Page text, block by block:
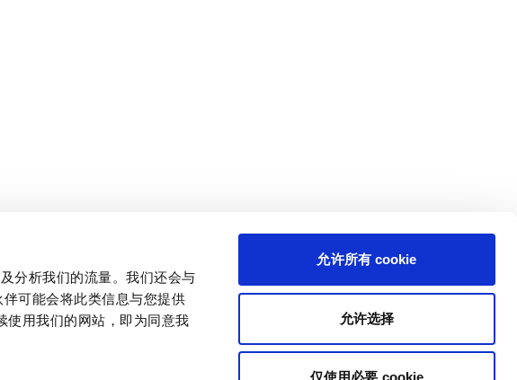
分析我们的流量。我们还会与
可能会将此类信息与您提供
使用我们的网站，即为同意我
允许所有 cookie
允许选择
仅使用必要 cookie